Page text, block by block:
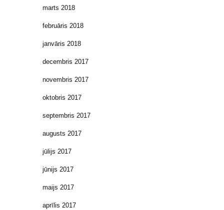
marts 2018
februāris 2018
janvāris 2018
decembris 2017
novembris 2017
oktobris 2017
septembris 2017
augusts 2017
jūlijs 2017
jūnijs 2017
maijs 2017
aprīlis 2017